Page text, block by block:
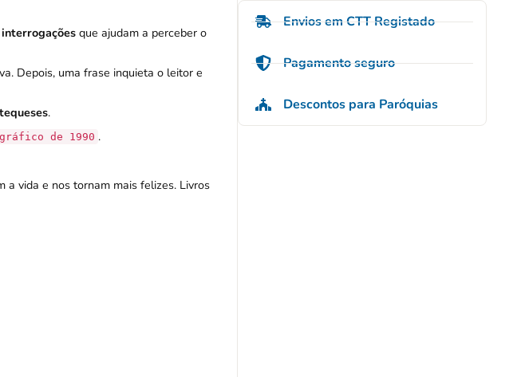
interrogações que ajudam a perceber o
Depois, uma frase inquieta o leitor e
.
de 1990 .
a vida e nos tornam mais felizes. Livros
Envios em CTT Registado
Pagamento seguro
Descontos para Paróquias